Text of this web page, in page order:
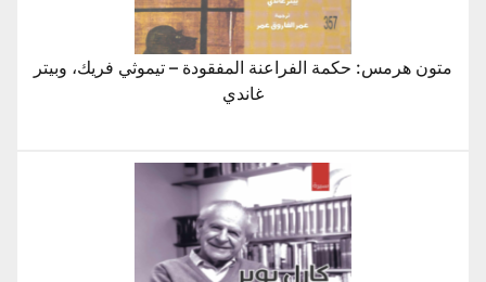
متون هرمس: حكمة الفراعنة المفقودة – تيموثي فريك، وبيتر
غاندي